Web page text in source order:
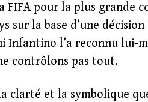
FIFA pour la plus grande
sur la base d’une
Infantino l’a reconnu lui-
contrôlons pas tout.
clarté et la symbolique